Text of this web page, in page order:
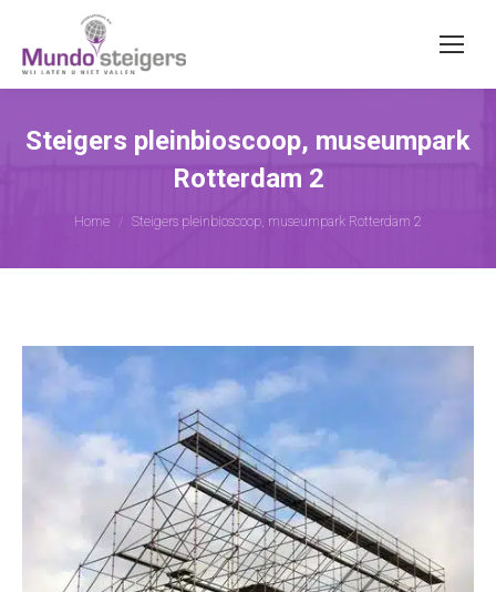
Steigers pleinbioscoop, museumpark
Rotterdam 2
Je bent hier:
Home Steigers pleinbioscoop, museumpark Rotterdam 2